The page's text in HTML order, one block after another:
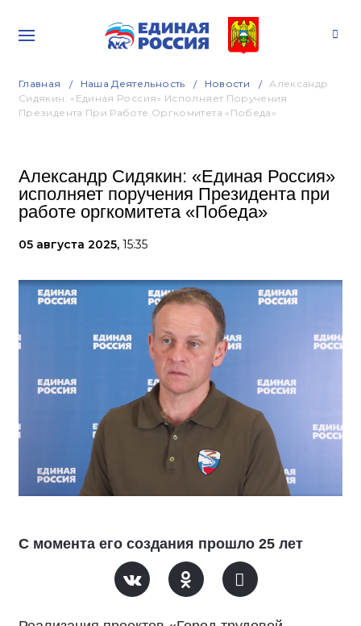
Главная Наша Деятельность Новости
Александр
Сидякин: «Единая Россия» Исполняет Поручения
Президента При Работе Оргкомитета «Победа»
Александр Сидякин: «Единая Россия»
исполняет поручения Президента при
работе оргкомитета «Победа»
05 августа 2025, 15:35
С момента его создания прошло 25 лет